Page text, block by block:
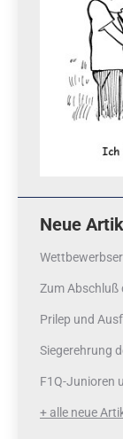
Neue
Zum Abschluß
Prilep und
Siegerehrung
F1Q-Junioren
+ alle neue